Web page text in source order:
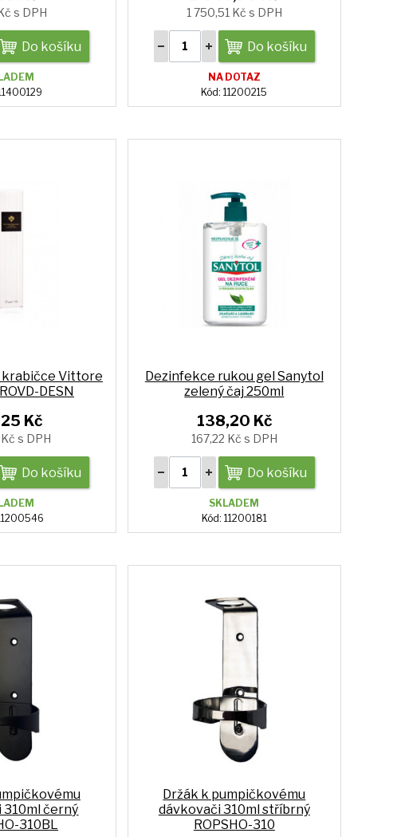
s DPH
Do košíku
1 750,51 Kč s DPH
Do košíku
NA DOTAZ
Kód: 11200215
krabičce Vittore
DESN
Kč
s DPH
Do košíku
Dezinfekce rukou gel Sanytol
zelený čaj 250ml
138,20 Kč
167,22 Kč s DPH
Do košíku
SKLADEM
Kód: 11200181
310ml černý
310BL
Držák k pumpičkovému
dávkovači 310ml stříbrný
ROPSHO-310